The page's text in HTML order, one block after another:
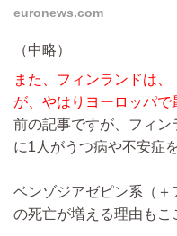
euronews.com
（中略）
また、フィンランドは、
が、やはりヨーロッパで
前の記事ですが、フィン
に1人がうつ病や不安症
ベンゾジアゼピン系（
の死亡が増える理由もこ